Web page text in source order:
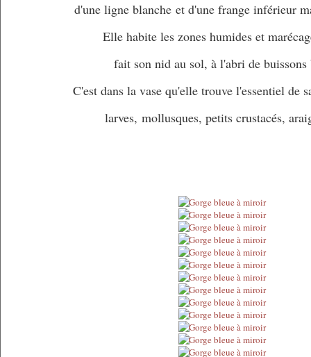
d'une ligne blanche et d'une frange inférieur
Elle habite les zones humides et
fait son nid au sol, à l'abri de buissons
C'est dans la vase qu'elle trouve l'essentiel de
larves, mollusques, petits crustacés,